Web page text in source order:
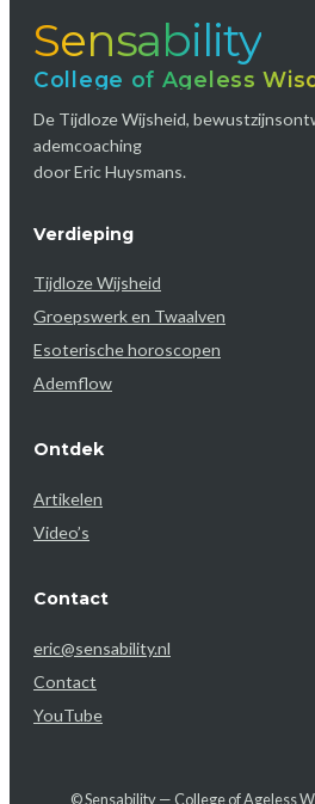
Sensability
College of Ageless
De Tijdloze Wijsheid,
ademcoaching
door Eric Huysmans.
Verdieping
Tijdloze Wijsheid
Groepswerk en Twaalven
Esoterische horoscopen
Ademflow
Ontdek
Artikelen
Video’s
Contact
eric@sensability.nl
Contact
YouTube
© Sensability — College of Ageless